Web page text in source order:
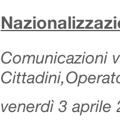
Comunicazioni
venerdì 3 aprile